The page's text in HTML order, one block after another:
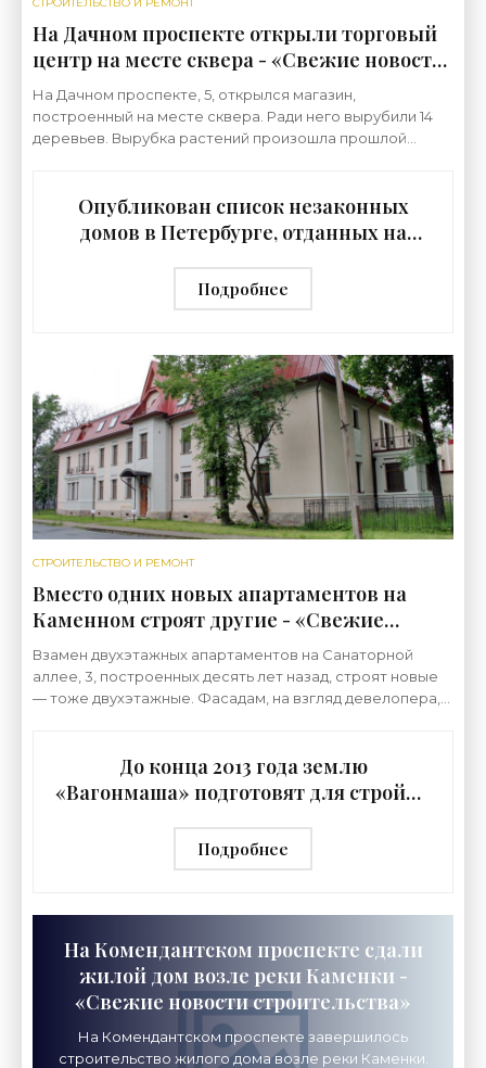
На Дачном проспекте открыли торговый
центр на месте сквера - «Свежие новости
строительства»
На Дачном проспекте, 5, открылся магазин,
построенный на месте сквера. Ради него вырубили 14
деревьев. Вырубка растений произошла прошлой
Опубликован список незаконных
домов в Петербурге, отданных на
строительства»
Подробнее
СТРОИТЕЛЬСТВО И РЕМОНТ
Вместо одних новых апартаментов на
Каменном строят другие - «Свежие
новости строительства»
Взамен двухэтажных апартаментов на Санаторной
аллее, 3, построенных десять лет назад, строят новые
— тоже двухэтажные. Фасадам, на взгляд девелопера,
До конца 2013 года землю
«Вагонмаша» подготовят для стройки
строительства»
Подробнее
На Комендантском проспекте сдали
жилой дом возле реки Каменки -
«Свежие новости строительства»
На Комендантском проспекте завершилось
строительство жилого дома возле реки Каменки.